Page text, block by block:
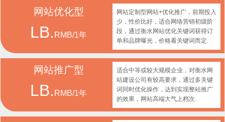
网站优化型
LB. RMB/1年
网站定制型网站+优化推广，前期投入
少，性价比好，适合网络营销初级阶
段，通过衡水网站优化关键词获得订
单和品牌曝光，价格看关键词而定.
网站推广型
LB. RMB/1年
适合中等或较大规模企业，对衡水网
站建设公司有较高要求，通过多关键
词同时优化操作，达到实现整站推广
的效果，网站高端大气上档次.